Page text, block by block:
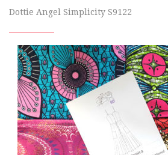
Dottie Angel Simplicity S9122